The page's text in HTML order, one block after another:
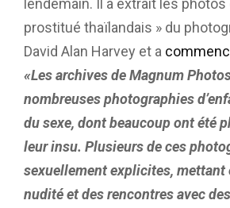
lendemain. Il a extrait les photos
prostitué thaïlandais » du
David Alan Harvey et a
«Les archives de Magnum
nombreuses photographies
du sexe, dont beaucoup ont été
leur insu. Plusieurs de ces
sexuellement explicites, mettant
nudité et des rencontres avec